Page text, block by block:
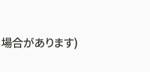
合があります)